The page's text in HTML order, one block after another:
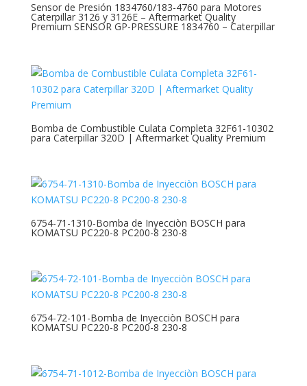
Sensor de Presión 1834760/183-4760 para Motores
Caterpillar 3126 y 3126E – Aftermarket Quality
Premium SENSOR GP-PRESSURE 1834760 – Caterpillar
Bomba de Combustible Culata Completa 32F61-10302
para Caterpillar 320D | Aftermarket Quality Premium
6754-71-1310-Bomba de Inyecciòn BOSCH para
KOMATSU PC220-8 PC200-8 230-8
6754-72-101-Bomba de Inyecciòn BOSCH para
KOMATSU PC220-8 PC200-8 230-8